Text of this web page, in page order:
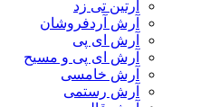
آرتین تی زد
آرش آردفروشان
آرش ای پی
آرش ای پی و مسیح
آرش خامسی
آرش رستمی